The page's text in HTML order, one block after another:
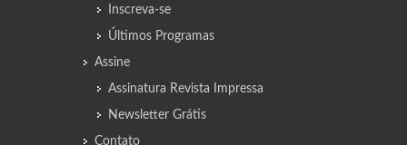
Inscreva-se
Últimos Programas
Assine
Assinatura Revista Impressa
Newsletter Grátis
Contato